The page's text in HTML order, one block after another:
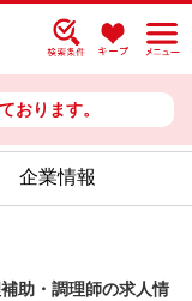
おります。
企業情報
助・調理師の求人情